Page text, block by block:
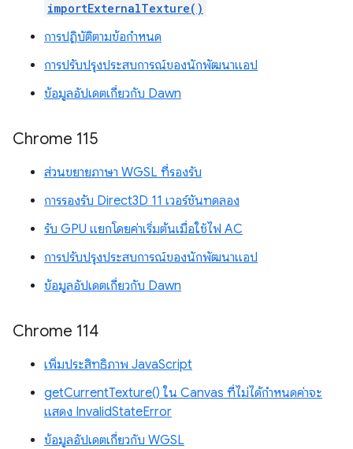
importExternalTexture()
การปฏิบัติตามข้อกำหนด
การปรับปรุงประสบการณ์ของนักพัฒนาแอป
ข้อมูลอัปเดตเกี่ยวกับ Dawn
Chrome 115
ส่วนขยายภาษา WGSL ที่รองรับ
การรองรับ Direct3D 11 เวอร์ชันทดลอง
รับ GPU แยกโดยค่าเริ่มต้นเมื่อใช้ไฟ AC
การปรับปรุงประสบการณ์ของนักพัฒนาแอป
ข้อมูลอัปเดตเกี่ยวกับ Dawn
Chrome 114
เพิ่มประสิทธิภาพ JavaScript
getCurrentTexture() ใน Canvas ที่ไม่ได้กำหนดค่าจะ
แสดง InvalidStateError
ข้อมูลอัปเดตเกี่ยวกับ WGSL